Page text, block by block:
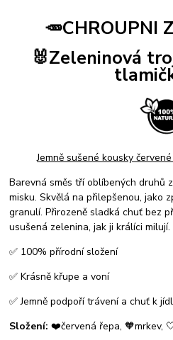
🥕CHROUPNI
🐰Zeleninová
Jemně sušené kousky
Barevná směs tří oblíbených druhů
misku. Skvělá na přilepšenou, jako
granulí. Přirozeně sladká chuť bez
usušená zelenina, jak ji králíci milují.
✅ 100% přírodní složení
✅ Krásně křupe a voní
✅ Jemně podpoří trávení a chuť k
Složení: ❤️červená řepa, 🧡mrkev,